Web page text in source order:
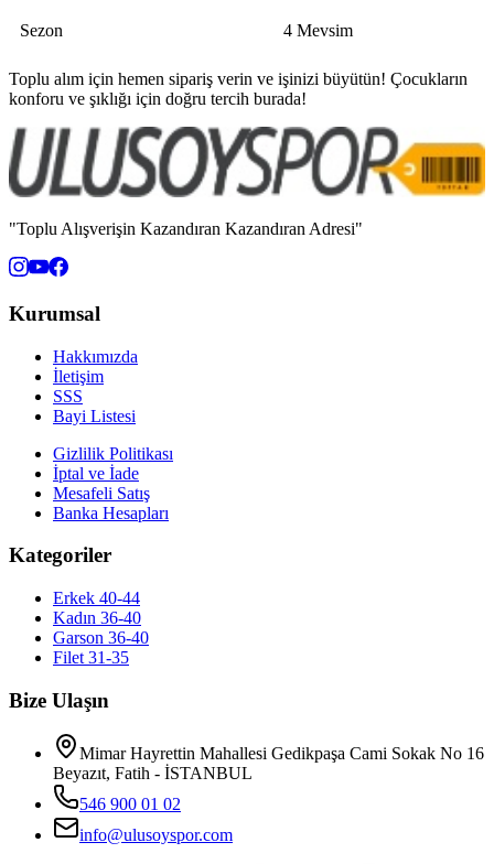
Sezon 4 Mevsim
Toplu alım için hemen sipariş verin ve işinizi büyütün! Çocukların
konforu ve şıklığı için doğru tercih burada!
"Toplu Alışverişin Kazandıran Kazandıran Adresi"
Kurumsal
Hakkımızda
İletişim
SSS
Bayi Listesi
Gizlilik Politikası
İptal ve İade
Mesafeli Satış
Banka Hesapları
Kategoriler
Erkek 40-44
Kadın 36-40
Garson 36-40
Filet 31-35
Bize Ulaşın
Mimar Hayrettin Mahallesi Gedikpaşa Cami Sokak No 16
Beyazıt, Fatih - İSTANBUL
546 900 01 02
info@ulusoyspor.com